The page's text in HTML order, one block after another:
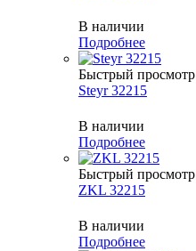
В наличии
Подробнее
Быстрый просмотр
Steyr 32215
В наличии
Подробнее
Быстрый просмотр
ZKL 32215
В наличии
Подробнее